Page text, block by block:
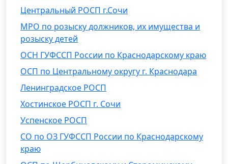
Центральный РОСП г.Сочи
МРО по розыску должников, их имущества и
розыску детей
ОСН ГУФССП России по Краснодарскому краю
ОСП по Центральному округу г. Краснодара
Ленинградское РОСП
Хостинское РОСП г. Сочи
Успенское РОСП
СО по ОЗ ГУФССП России по Краснодарскому
краю